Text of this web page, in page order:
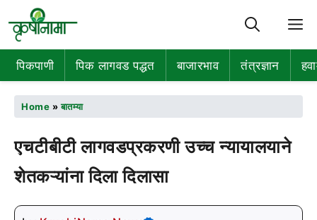
पिकपाणी पिक लागवड पद्धत बाजारभाव तंत्रज्ञान
Home »बातम्या
एचटीबीटी लागवडप्रकरणी उच्च न्यायालयाने
शेतकऱ्यांना दिला दिलासा